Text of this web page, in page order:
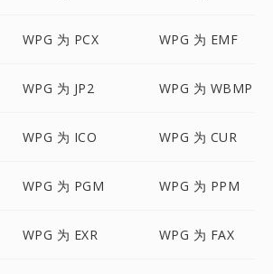
WPG 为 PCX WPG 为 EMF
WPG 为 JP2 WPG 为 WBMP
WPG 为 ICO WPG 为 CUR
WPG 为 PGM WPG 为 PPM
WPG 为 EXR WPG 为 FAX